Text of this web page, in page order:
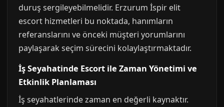
duruş sergileyebilmelidir. Erzurum İspir elit
escort hizmetleri bu noktada, hanımların
referanslarını ve önceki müşteri yorumlarını
paylaşarak seçim sürecini kolaylaştırmaktadır.
İş Seyahatinde Escort ile Zaman Yönetimi ve
Etkinlik Planlaması
İş seyahatlerinde zaman en değerli kaynaktır.